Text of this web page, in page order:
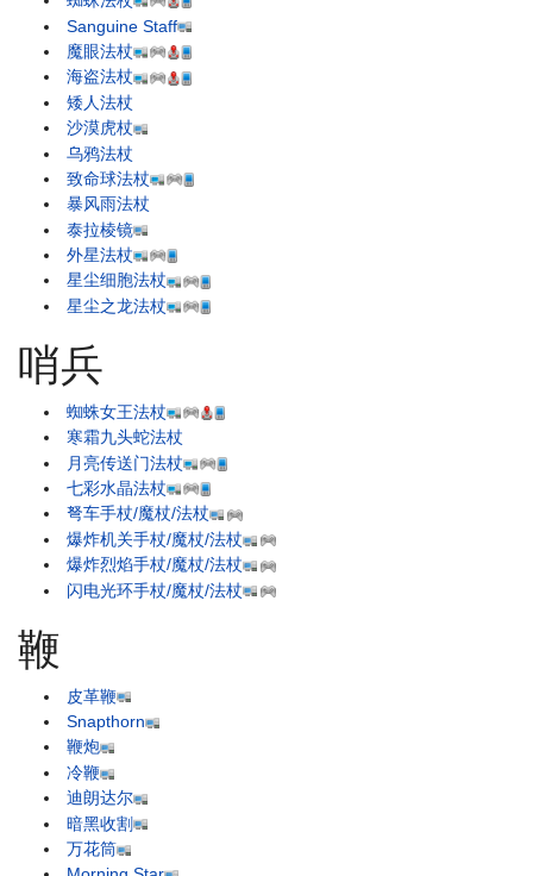
Sanguine Staff
魔眼法杖
海盗法杖
矮人法杖
沙漠虎杖
乌鸦法杖
致命球法杖
暴风雨法杖
泰拉棱镜
外星法杖
星尘细胞法杖
星尘之龙法杖
哨兵
蜘蛛女王法杖
寒霜九头蛇法杖
月亮传送门法杖
七彩水晶法杖
弩车手杖/魔杖/法杖
爆炸机关手杖/魔杖/法杖
爆炸烈焰手杖/魔杖/法杖
闪电光环手杖/魔杖/法杖
鞭
皮革鞭
Snapthorn
鞭炮
冷鞭
迪朗达尔
暗黑收割
万花筒